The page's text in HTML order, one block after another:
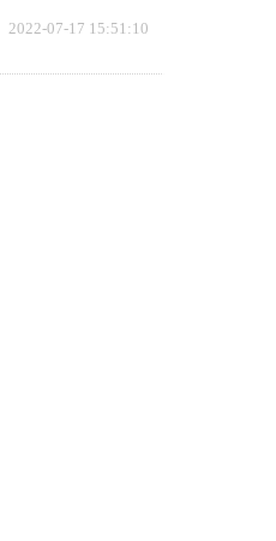
2022-07-17 15:51:10